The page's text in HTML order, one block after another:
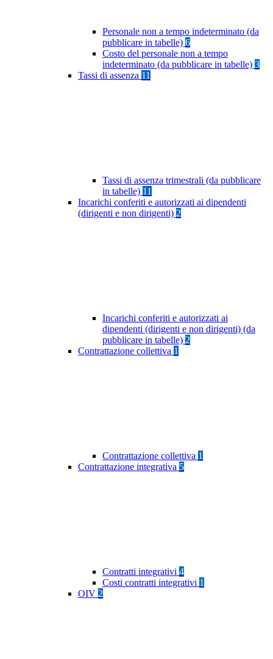
Personale non a tempo indeterminato (da
pubblicare in tabelle) 6
Costo del personale non a tempo
indeterminato (da pubblicare in tabelle) 3
Tassi di assenza 11
Tassi di assenza trimestrali (da pubblicare
in tabelle) 11
Incarichi conferiti e autorizzati ai dipendenti
(dirigenti e non dirigenti) 2
Incarichi conferiti e autorizzati ai
dipendenti (dirigenti e non dirigenti) (da
pubblicare in tabelle) 2
Contrattazione collettiva 1
Contrattazione collettiva 1
Contrattazione integrativa 5
Contratti integrativi 4
Costi contratti integrativi 1
OIV 2